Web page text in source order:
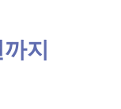
지